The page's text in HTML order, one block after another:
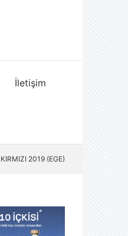
İletişim
2019 (EGE)